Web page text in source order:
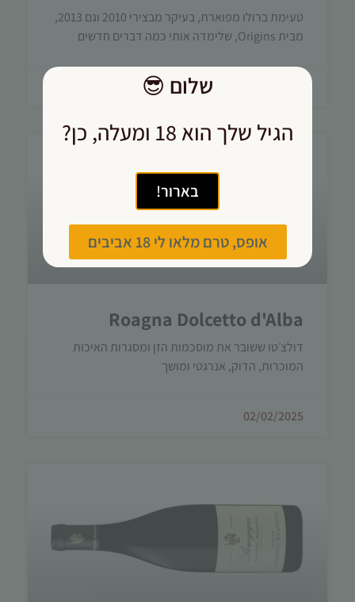
טעימת ברולו מפוארת, בעיקר מבצירי 2010 וגם 2013,
מבית Origins, שלימדה אותי כמה דברים חדשים
Roagna Dolcetto d'Alba
דולצ׳טו ששובר את מוסכמות הזן ומסגרות האיכות
המוכרות, הדוק, אנרגטי ומושך
02/02/2025
שלום 😎
הגיל שלך הוא 18 ומעלה, כן?
בארור!
אופס, טרם מלאו לי 18 אביבים